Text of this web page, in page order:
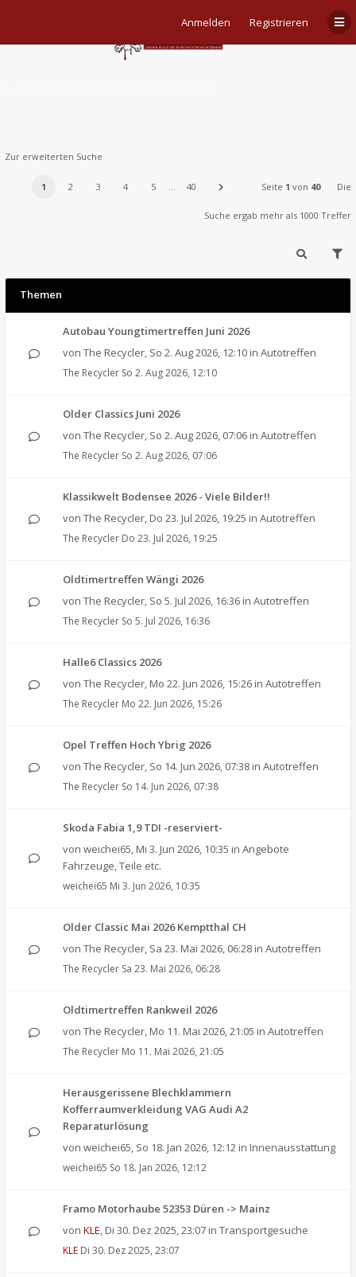
Anmelden Registrieren
Zur erweiterten Suche
1 2 3 4 5 … 40 Seite 1 von 40 Die
Suche ergab mehr als 1000 Treffer
Themen
Autobau Youngtimertreffen Juni 2026
von The Recycler, So 2. Aug 2026, 12:10 in Autotreffen
The Recycler So 2. Aug 2026, 12:10
Older Classics Juni 2026
von The Recycler, So 2. Aug 2026, 07:06 in Autotreffen
The Recycler So 2. Aug 2026, 07:06
Klassikwelt Bodensee 2026 - Viele Bilder!!
von The Recycler, Do 23. Jul 2026, 19:25 in Autotreffen
The Recycler Do 23. Jul 2026, 19:25
Oldtimertreffen Wängi 2026
von The Recycler, So 5. Jul 2026, 16:36 in Autotreffen
The Recycler So 5. Jul 2026, 16:36
Halle6 Classics 2026
von The Recycler, Mo 22. Jun 2026, 15:26 in Autotreffen
The Recycler Mo 22. Jun 2026, 15:26
Opel Treffen Hoch Ybrig 2026
von The Recycler, So 14. Jun 2026, 07:38 in Autotreffen
The Recycler So 14. Jun 2026, 07:38
Skoda Fabia 1,9 TDI -reserviert-
von weichei65, Mi 3. Jun 2026, 10:35 in Angebote
Fahrzeuge, Teile etc.
weichei65 Mi 3. Jun 2026, 10:35
Older Classic Mai 2026 Kemptthal CH
von The Recycler, Sa 23. Mai 2026, 06:28 in Autotreffen
The Recycler Sa 23. Mai 2026, 06:28
Oldtimertreffen Rankweil 2026
von The Recycler, Mo 11. Mai 2026, 21:05 in Autotreffen
The Recycler Mo 11. Mai 2026, 21:05
Herausgerissene Blechklammern
Kofferraumverkleidung VAG Audi A2
Reparaturlösung
von weichei65, So 18. Jan 2026, 12:12 in Innenausstattung
weichei65 So 18. Jan 2026, 12:12
Framo Motorhaube 52353 Düren -> Mainz
von KLE, Di 30. Dez 2025, 23:07 in Transportgesuche
KLE Di 30. Dez 2025, 23:07